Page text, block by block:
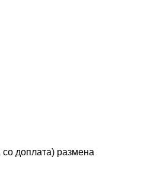
доплата) размена